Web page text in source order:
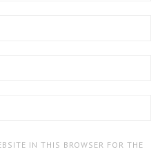
IN THIS BROWSER FOR THE